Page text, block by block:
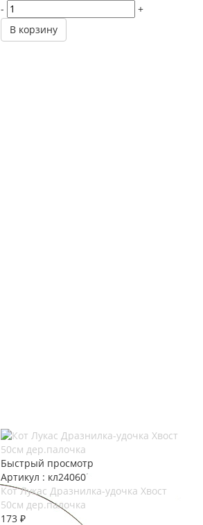
-
+
В корзину
Быстрый просмотр
Артикул : кл24060
Кот Лукас Дразнилка-удочка Хвост
50см дер.палочка
173 ₽